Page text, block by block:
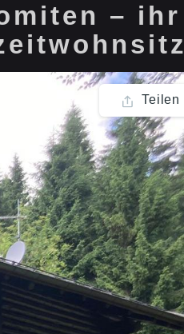
– ihr
Teilen